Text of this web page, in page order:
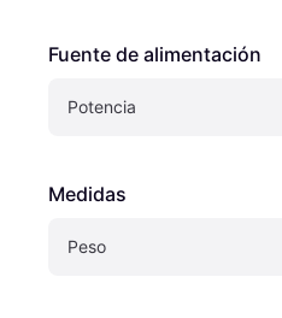
Fuente de alimentación
Potencia
Medidas
Peso